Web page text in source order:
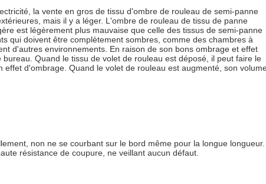
la vente en gros de tissu d'ombre de rouleau de semi-panne
mais il y a léger. L'ombre de rouleau de tissu de panne
est légèrement plus mauvaise que celle des tissus de semi-panne
qui doivent être complètement sombres, comme des chambres à
d'autres environnements. En raison de son bons ombrage et effet
Quand le tissu de volet de rouleau est déposé, il peut faire le
d'ombrage. Quand le volet de rouleau est augmenté, son
non ne se courbant sur le bord même pour la longue longueur.
résistance de coupure, ne veillant aucun défaut.